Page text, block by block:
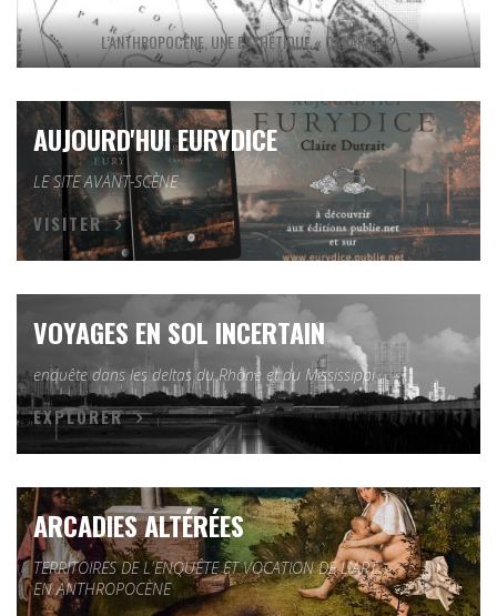
L’ANTHROPOCÈNE, UNE ESTHÉTIQUE « CANARD » ?
AUJOURD'HUI EURYDICE
LE SITE AVANT-SCÈNE
VISITER
VOYAGES EN SOL INCERTAIN
enquête dans les deltas du Rhône et du Mississippi
EXPLORER
ARCADIES ALTÉRÉES
TERRITOIRES DE L'ENQUÊTE ET VOCATION DE L'ART
EN ANTHROPOCÈNE